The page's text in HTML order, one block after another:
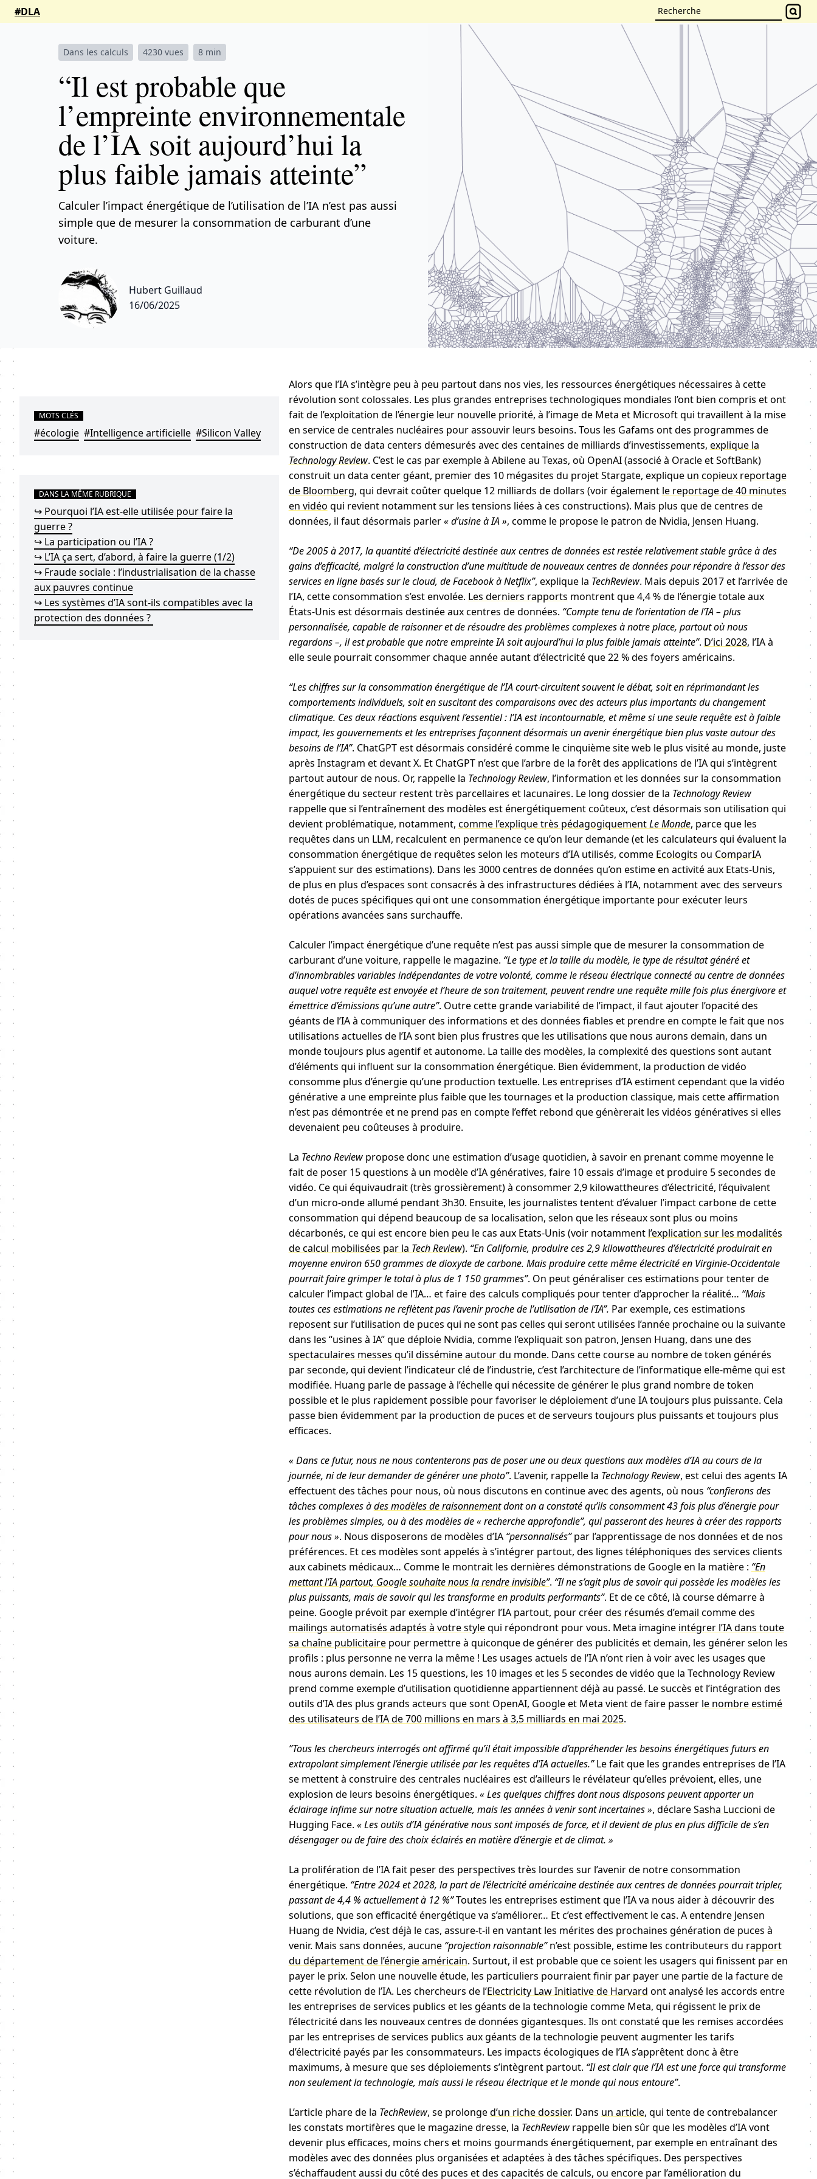
#DLA
Dans les calculs 4230 vues 8 min
“Il est probable que
l’empreinte environnementale
de l’IA soit aujourd’hui la
plus faible jamais atteinte”
Calculer l’impact énergétique de l’utilisation de l’IA n’est pas aussi
simple que de mesurer la consommation de carburant d’une
voiture.
Hubert Guillaud
16/06/2025
MOTS CLÉS
#écologie #Intelligence artificielle #Silicon Valley
DANS LA MÊME RUBRIQUE
↪ Pourquoi l’IA est-elle utilisée pour faire la
guerre ?
↪ La participation ou l’IA ?
↪ L’IA ça sert, d’abord, à faire la guerre (1/2)
↪ Fraude sociale : l’industrialisation de la chasse
aux pauvres continue
↪ Les systèmes d’IA sont-ils compatibles avec la
protection des données ?
Alors que l’IA s’intègre peu à peu partout dans nos vies, les ressources énergétiques nécessaires à cette
révolution sont colossales. Les plus grandes entreprises technologiques mondiales l’ont bien compris et ont
fait de l’exploitation de l’énergie leur nouvelle priorité, à l’image de Meta et Microsoft qui travaillent à la mise
en service de centrales nucléaires pour assouvir leurs besoins. Tous les Gafams ont des programmes de
construction de data centers démesurés avec des centaines de milliards d’investissements, explique la
Technology Review. C’est le cas par exemple à Abilene au Texas, où OpenAI (associé à Oracle et SoftBank)
construit un data center géant, premier des 10 mégasites du projet Stargate, explique un copieux reportage
de Bloomberg, qui devrait coûter quelque 12 milliards de dollars (voir également le reportage de 40 minutes
en vidéo qui revient notamment sur les tensions liées à ces constructions). Mais plus que de centres de
données, il faut désormais parler« d’usine à IA », comme le propose le patron de Nvidia, Jensen Huang.
“De 2005 à 2017, la quantité d’électricité destinée aux centres de données est restée relativement stable grâce à des
gains d’efficacité, malgré la construction d’une multitude de nouveaux centres de données pour répondre à l’essor des
services en ligne basés sur le cloud, de Facebook à Netflix”, explique la TechReview. Mais depuis 2017 et l’arrivée de
l’IA, cette consommation s’est envolée. Les derniers rapports montrent que 4,4 % de l’énergie totale aux
États-Unis est désormais destinée aux centres de données. “Compte tenu de l’orientation de l’IA – plus
personnalisée, capable de raisonner et de résoudre des problèmes complexes à notre place, partout où nous
regardons –, il est probable que notre empreinte IA soit aujourd’hui la plus faible jamais atteinte”. D’ici 2028, l’IA à
elle seule pourrait consommer chaque année autant d’électricité que 22 % des foyers américains.
“Les chiffres sur la consommation énergétique de l’IA court-circuitent souvent le débat, soit en réprimandant les
comportements individuels, soit en suscitant des comparaisons avec des acteurs plus importants du changement
climatique. Ces deux réactions esquivent l’essentiel : l’IA est incontournable, et même si une seule requête est à faible
impact, les gouvernements et les entreprises façonnent désormais un avenir énergétique bien plus vaste autour des
besoins de l’IA”. ChatGPT est désormais considéré comme le cinquième site web le plus visité au monde, juste
après Instagram et devant X. Et ChatGPT n’est que l’arbre de la forêt des applications de l’IA qui s’intègrent
partout autour de nous. Or, rappelle la Technology Review, l’information et les données sur la consommation
énergétique du secteur restent très parcellaires et lacunaires. Le long dossier de la Technology Review
rappelle que si l’entraînement des modèles est énergétiquement coûteux, c’est désormais son utilisation qui
devient problématique, notamment, comme l’explique très pédagogiquementLe Monde, parce que les
requêtes dans un LLM, recalculent en permanence ce qu’on leur demande (et les calculateurs qui évaluent la
consommation énergétique de requêtes selon les moteurs d’IA utilisés, comme Ecologits ou ComparIA
s’appuient sur des estimations). Dans les 3000 centres de données qu’on estime en activité aux Etats-Unis,
de plus en plus d’espaces sont consacrés à des infrastructures dédiées à l’IA, notamment avec des serveurs
dotés de puces spécifiques qui ont une consommation énergétique importante pour exécuter leurs
opérations avancées sans surchauffe.
Calculer l’impact énergétique d’une requête n’est pas aussi simple que de mesurer la consommation de
carburant d’une voiture, rappelle le magazine. “Le type et la taille du modèle, le type de résultat généré et
d’innombrables variables indépendantes de votre volonté, comme le réseau électrique connecté au centre de données
auquel votre requête est envoyée et l’heure de son traitement, peuvent rendre une requête mille fois plus énergivore et
émettrice d’émissions qu’une autre”. Outre cette grande variabilité de l’impact, il faut ajouter l’opacité des
géants de l’IA à communiquer des informations et des données fiables et prendre en compte le fait que nos
utilisations actuelles de l’IA sont bien plus frustres que les utilisations que nous aurons demain, dans un
monde toujours plus agentif et autonome. La taille des modèles, la complexité des questions sont autant
d’éléments qui influent sur la consommation énergétique. Bien évidemment, la production de vidéo
consomme plus d’énergie qu’une production textuelle. Les entreprises d’IA estiment cependant que la vidéo
générative a une empreinte plus faible que les tournages et la production classique, mais cette affirmation
n’est pas démontrée et ne prend pas en compte l’effet rebond que génèrerait les vidéos génératives si elles
devenaient peu coûteuses à produire.
La Techno Reviewpropose donc une estimation d’usage quotidien, à savoir en prenant comme moyenne le
fait de poser 15 questions à un modèle d’IA génératives, faire 10 essais d’image et produire 5 secondes de
vidéo. Ce qui équivaudrait (très grossièrement) à consommer 2,9 kilowattheures d’électricité, l’équivalent
d’un micro-onde allumé pendant 3h30. Ensuite, les journalistes tentent d’évaluer l’impact carbone de cette
consommation qui dépend beaucoup de sa localisation, selon que les réseaux sont plus ou moins
décarbonés, ce qui est encore bien peu le cas aux Etats-Unis (voir notamment l’explication sur les modalités
de calcul mobilisées par la Tech Review). “En Californie, produire ces 2,9 kilowattheures d’électricité produirait en
moyenne environ 650 grammes de dioxyde de carbone. Mais produire cette même électricité en Virginie-Occidentale
pourrait faire grimper le total à plus de 1 150 grammes”. On peut généraliser ces estimations pour tenter de
calculer l’impact global de l’IA… et faire des calculs compliqués pour tenter d’approcher la réalité… “Mais
toutes ces estimations ne reflètent pas l’avenir proche de l’utilisation de l’IA”. Par exemple, ces estimations
reposent sur l’utilisation de puces qui ne sont pas celles qui seront utilisées l’année prochaine ou la suivante
dans les “usines à IA” que déploie Nvidia, comme l’expliquait son patron, Jensen Huang, dans une des
spectaculaires messes qu’il dissémine autour du monde. Dans cette course au nombre de token générés
par seconde, qui devient l’indicateur clé de l’industrie, c’est l’architecture de l’informatique elle-même qui est
modifiée. Huang parle de passage à l’échelle qui nécessite de générer le plus grand nombre de token
possible et le plus rapidement possible pour favoriser le déploiement d’une IA toujours plus puissante. Cela
passe bien évidemment par la production de puces et de serveurs toujours plus puissants et toujours plus
efficaces.
« Dans ce futur, nous ne nous contenterons pas de poser une ou deux questions aux modèles d’IA au cours de la
journée, ni de leur demander de générer une photo”. L’avenir, rappelle la Technology Review, est celui des agents IA
effectuent des tâches pour nous, où nous discutons en continue avec des agents, où nous “confierons des
tâches complexes àdes modèles de raisonnementdont on a constaté qu’ils consomment 43 fois plus d’énergie pour
les problèmes simples, ou à des modèles de « recherche approfondie”, qui passeront des heures à créer des rapports
pour nous ». Nous disposerons de modèles d’IA “personnalisés”par l’apprentissage de nos données et de nos
préférences. Et ces modèles sont appelés à s’intégrer partout, des lignes téléphoniques des services clients
aux cabinets médicaux… Comme le montrait les dernières démonstrations de Google en la matière : “En
mettant l’IA partout, Google souhaite nous la rendre invisible”. “Il ne s’agit plus de savoir qui possède les modèles les
plus puissants, mais de savoir qui les transforme en produits performants”. Et de ce côté, là course démarre à
peine. Google prévoit par exemple d’intégrer l’IA partout, pour créerdes résumés d’email comme des
mailings automatisés adaptés à votre stylequi répondront pour vous. Meta imagine intégrer l’IA dans toute
sa chaîne publicitairepour permettre à quiconque de générer des publicités et demain, les générer selon les
profils : plus personne ne verra la même ! Les usages actuels de l’IA n’ont rien à voir avec les usages que
nous aurons demain. Les 15 questions, les 10 images et les 5 secondes de vidéo que la Technology Review
prend comme exemple d’utilisation quotidienne appartiennent déjà au passé. Le succès et l’intégration des
outils d’IA des plus grands acteurs que sont OpenAI, Google et Meta vient de faire passer le nombre estimé
des utilisateurs de l’IA de 700 millions en mars à 3,5 milliards en mai 2025.
”Tous les chercheurs interrogés ont affirmé qu’il était impossible d’appréhender les besoins énergétiques futurs en
extrapolant simplement l’énergie utilisée par les requêtes d’IA actuelles.”Le fait que les grandes entreprises de l’IA
se mettent à construire des centrales nucléaires est d’ailleurs le révélateur qu’elles prévoient, elles, une
explosion de leurs besoins énergétiques. « Les quelques chiffres dont nous disposons peuvent apporter un
éclairage infime sur notre situation actuelle, mais les années à venir sont incertaines », déclareSasha Luccioni de
Hugging Face. « Les outils d’IA générative nous sont imposés de force, et il devient de plus en plus difficile de s’en
désengager ou de faire des choix éclairés en matière d’énergie et de climat. »
La prolifération de l’IA fait peser des perspectives très lourdes sur l’avenir de notre consommation
énergétique. “Entre 2024 et 2028, la part de l’électricité américaine destinée aux centres de données pourrait tripler,
passant de 4,4 % actuellement à 12 %”Toutes les entreprises estiment que l’IA va nous aider à découvrir des
solutions, que son efficacité énergétique va s’améliorer… Et c’est effectivement le cas. A entendre Jensen
Huang de Nvidia, c’est déjà le cas, assure-t-il en vantant les mérites des prochaines génération de puces à
venir. Mais sans données, aucune “projection raisonnable”n’est possible, estime les contributeurs du rapport
du département de l’énergie américain. Surtout, il est probable que ce soient les usagers qui finissent par en
payer le prix. Selon une nouvelle étude, les particuliers pourraient finir par payer une partie de la facture de
cette révolution de l’IA. Les chercheurs de l’Electricity Law Initiative de Harvard ont analysé les accords entre
les entreprises de services publics et les géants de la technologie comme Meta, qui régissent le prix de
l’électricité dans les nouveaux centres de données gigantesques. Ils ont constaté que les remises accordées
par les entreprises de services publics aux géants de la technologie peuvent augmenter les tarifs
d’électricité payés par les consommateurs. Les impacts écologiques de l’IA s’apprêtent donc à être
maximums, à mesure que ses déploiements s’intègrent partout. “Il est clair que l’IA est une force qui transforme
non seulement la technologie, mais aussi le réseau électrique et le monde qui nous entoure”.
L’article phare de la TechReview, se prolonged’un riche dossier. Dans un article, qui tente de contrebalancer
les constats mortifères que le magazine dresse, la TechReviewrappelle bien sûr que les modèles d’IA vont
devenir plus efficaces, moins chers et moins gourmands énergétiquement, par exemple en entraînant des
modèles avec des données plus organisées et adaptées à des tâches spécifiques. Des perspectives
s’échaffaudent aussi du côté des puces et des capacités de calculs, ou encore par l’amélioration du